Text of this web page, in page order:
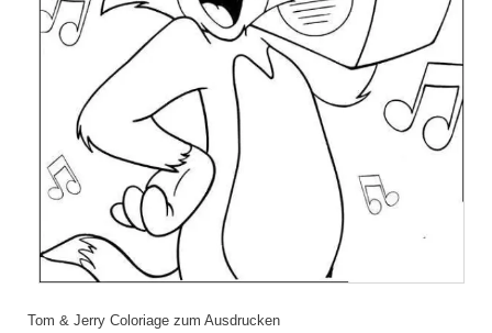
Tom & Jerry Coloriage zum Ausdrucken